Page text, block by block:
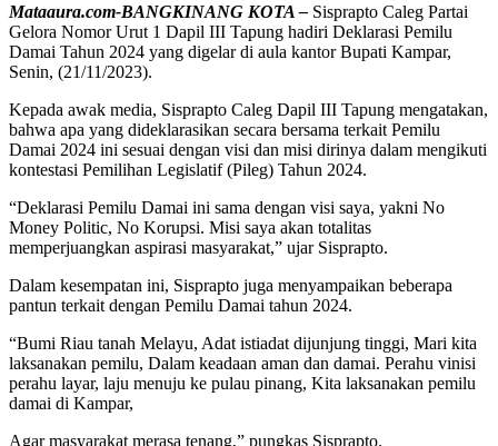
Mataaura.com-BANGKINANG KOTA – Sisprapto Caleg Partai
Gelora Nomor Urut 1 Dapil III Tapung hadiri Deklarasi Pemilu
Damai Tahun 2024 yang digelar di aula kantor Bupati Kampar,
Senin, (21/11/2023).
Kepada awak media, Sisprapto Caleg Dapil III Tapung mengatakan,
bahwa apa yang dideklarasikan secara bersama terkait Pemilu
Damai 2024 ini sesuai dengan visi dan misi dirinya dalam mengikuti
kontestasi Pemilihan Legislatif (Pileg) Tahun 2024.
“Deklarasi Pemilu Damai ini sama dengan visi saya, yakni No
Money Politic, No Korupsi. Misi saya akan totalitas
memperjuangkan aspirasi masyarakat,” ujar Sisprapto.
Dalam kesempatan ini, Sisprapto juga menyampaikan beberapa
pantun terkait dengan Pemilu Damai tahun 2024.
“Bumi Riau tanah Melayu, Adat istiadat dijunjung tinggi, Mari kita
laksanakan pemilu, Dalam keadaan aman dan damai. Perahu vinisi
perahu layar, laju menuju ke pulau pinang, Kita laksanakan pemilu
damai di Kampar,
Agar masyarakat merasa tenang,” pungkas Sisprapto.